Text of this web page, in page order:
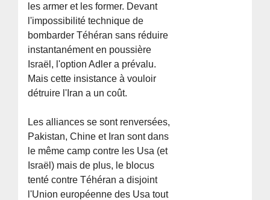
les armer et les former. Devant
l'impossibilité technique de
bombarder Téhéran sans réduire
instantanément en poussière
Israël, l'option Adler a prévalu.
Mais cette insistance à vouloir
détruire l'Iran a un coût.
Les alliances se sont renversées,
Pakistan, Chine et Iran sont dans
le même camp contre les Usa (et
Israël) mais de plus, le blocus
tenté contre Téhéran a disjoint
l'Union européenne des Usa tout